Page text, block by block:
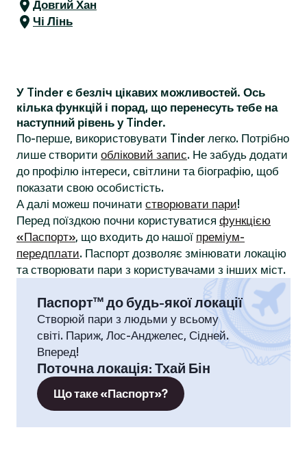
Довгий Хан
Чі Лінь
У Tinder є безліч цікавих можливостей. Ось
кілька функцій і порад, що перенесуть тебе на
наступний рівень у Tinder.
По-перше, використовувати Tinder легко. Потрібно
лише створити обліковий запис. Не забудь додати
до профілю інтереси, світлини та біографію, щоб
показати свою особистість.
А далі можеш починати створювати пари!
Перед поїздкою почни користуватися функцією
«Паспорт», що входить до нашої преміум-
передплати. Паспорт дозволяє змінювати локацію
та створювати пари з користувачами з інших міст.
Паспорт™ до будь-якої локації
Створюй пари з людьми у всьому
світі. Париж, Лос-Анджелес, Сідней.
Вперед!
Поточна локація: Тхай Бін
Що таке «Паспорт»?